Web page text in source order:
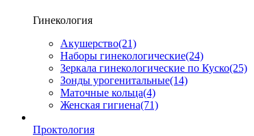
Гинекология
Акушерство(21)
Наборы гинекологические(24)
Зеркала гинекологические по Куско(25)
Зонды урогенитальные(14)
Маточные кольца(4)
Женская гигиена(71)
Проктология